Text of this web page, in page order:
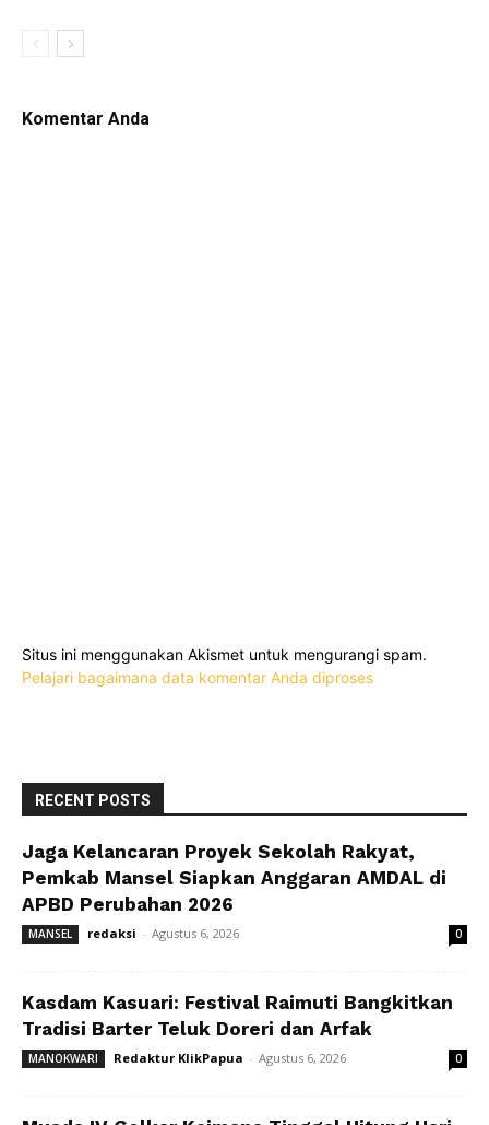
Komentar Anda
Situs ini menggunakan Akismet untuk mengurangi spam.
Pelajari bagaimana data komentar Anda diproses
RECENT POSTS
Jaga Kelancaran Proyek Sekolah Rakyat,
Pemkab Mansel Siapkan Anggaran AMDAL di
APBD Perubahan 2026
MANSEL redaksi - Agustus 6, 2026 0
Kasdam Kasuari: Festival Raimuti Bangkitkan
Tradisi Barter Teluk Doreri dan Arfak
MANOKWARI Redaktur KlikPapua - Agustus 6, 2026 0